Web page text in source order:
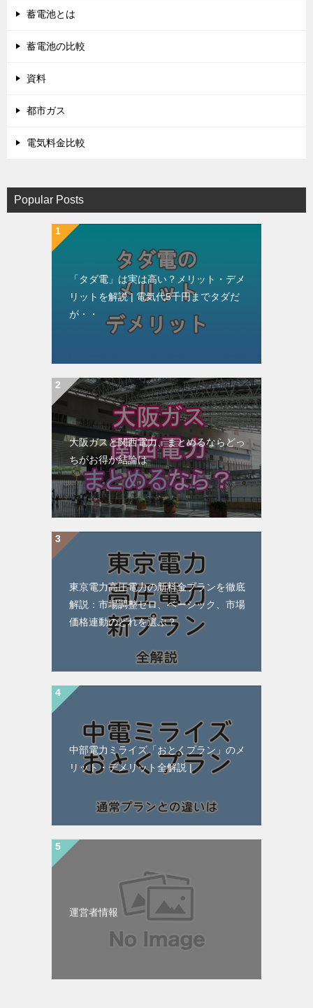
蓄電池とは
蓄電池の比較
資料
都市ガス
電気料金比較
Popular Posts
「タダ電」は実は高い？メリット・デメ
リットを解説 | 電気代5千円までタダだ
が・・
大阪ガスと関西電力、まとめるならどっ
ちがお得か結論は
東京電力高圧電力の新料金プランを徹底
解説：市場調整ゼロ、ベーシック、市場
価格連動のどれを選ぶ？
中部電力ミライズ「おとくプラン」のメ
リット・デメリット全解説 |
運営者情報